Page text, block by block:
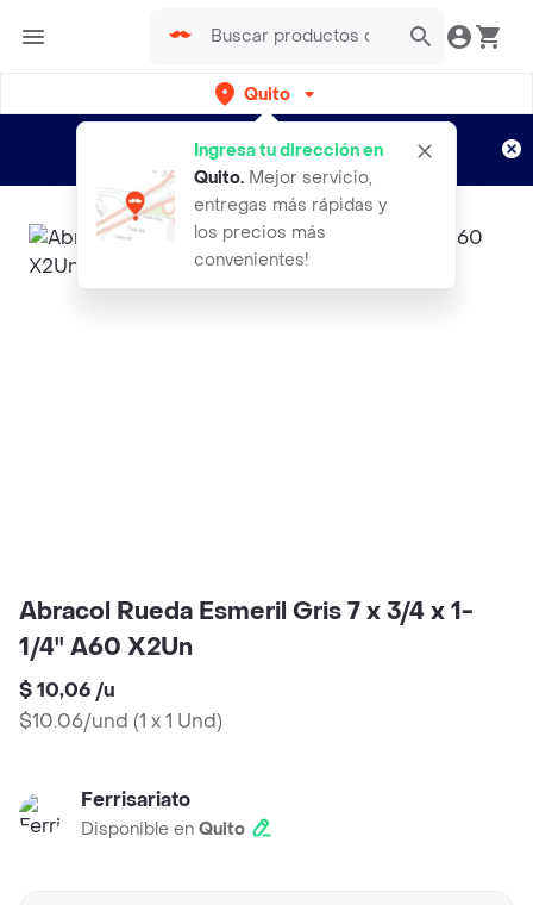
Quito
Ingresa tu dirección en
Quito. Mejor servicio,
entregas más rápidas y
los precios más
convenientes!
envíos gratis por semanas
Aplican TyC
Abracol Rueda Esmeril Gris 7 x 3/4 x 1-
1/4'' A60 X2Un
$ 10,06 /u
$10.06/und (1 x 1 Und)
Ferrisariato
Disponible en Quito